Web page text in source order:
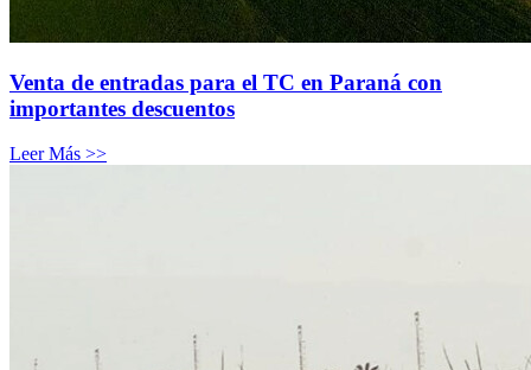
Venta de entradas para el TC en Paraná con
importantes descuentos
Leer Más >>